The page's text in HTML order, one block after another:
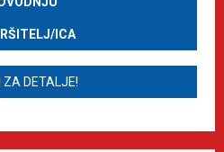
ICA
ZA DETALJE!